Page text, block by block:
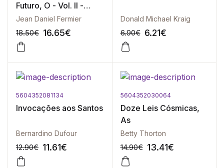
Futuro, O - Vol. II -
Numerologia, A
Jean Daniel Fermier
18.50€ 16.65€
Donald Michael Kraig
6.90€ 6.21€
5604352081134
Invocações aos Santos
Bernardino Dufour
12.90€ 11.61€
5604352030064
Doze Leis Cósmicas,
As
Betty Thorton
14.90€ 13.41€